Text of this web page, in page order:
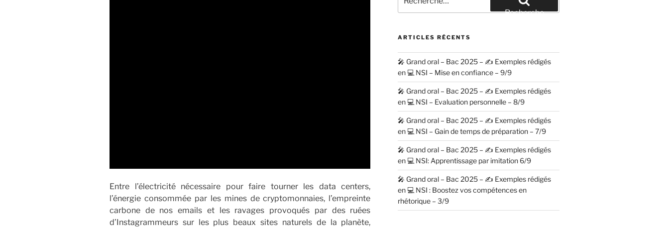
Entre l’électricité nécessaire pour faire tourner les data centers,
l’énergie consommée par les mines de cryptomonnaies, l’empreinte
carbone de nos emails et les ravages provoqués par des ruées
d’Instagrammeurs sur les plus beaux sites naturels de la planète,
pour
:
Recherche
ARTICLES RÉCENTS
🎤 Grand oral – Bac 2025 – ✍️ Exemples rédigés
en 💻 NSI – Mise en confiance – 9/9
🎤 Grand oral – Bac 2025 – ✍️ Exemples rédigés
en 💻 NSI – Evaluation personnelle – 8/9
🎤 Grand oral – Bac 2025 – ✍️ Exemples rédigés
en 💻 NSI – Gain de temps de préparation – 7/9
🎤 Grand oral – Bac 2025 – ✍️ Exemples rédigés
en 💻 NSI: Apprentissage par imitation 6/9
🎤 Grand oral – Bac 2025 – ✍️ Exemples rédigés
en 💻 NSI : Boostez vos compétences en
rhétorique – 3/9